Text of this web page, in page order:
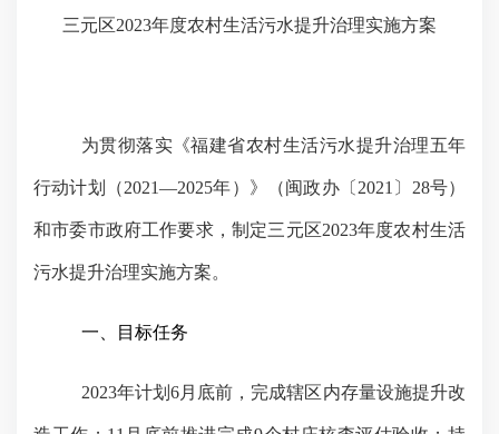
三元区2023年度农村生活污水提升治理实施方案
为贯彻落实《福建省农村生活污水提升治理五年
行动计划（2021—2025年）》（闽政办〔 2021 〕 28号）
和市委市政府工作要求，制定三元区2023年度农村生活
污水提升治理实施方案。
一、目标任务
2023年计划 6月底前，完成辖区内存量设施提升改